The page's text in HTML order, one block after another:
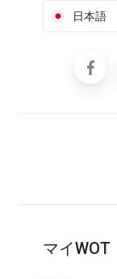
日本語
マイWOT